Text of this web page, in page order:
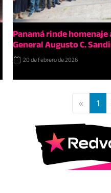
Panamá rinde
General Augusto C.
20 de febrero de 2026
« 1